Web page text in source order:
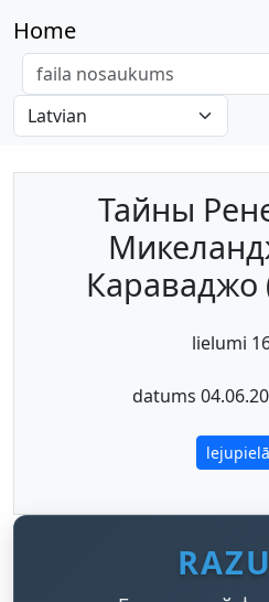
Home
Тайны
Караваджо
lielumi
datums